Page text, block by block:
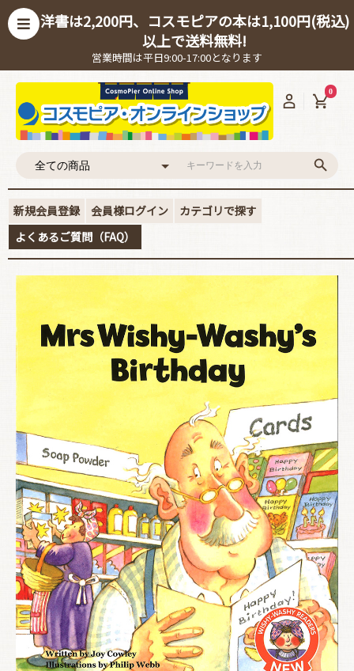
洋書は2,200円、コスモピアの本は1,100円(税込)
以上で送料無料!
営業時間は平日9:00-17:00となります
0
新規会員登録 会員様ログイン
カテゴリで探す
よくあるご質問（FAQ）